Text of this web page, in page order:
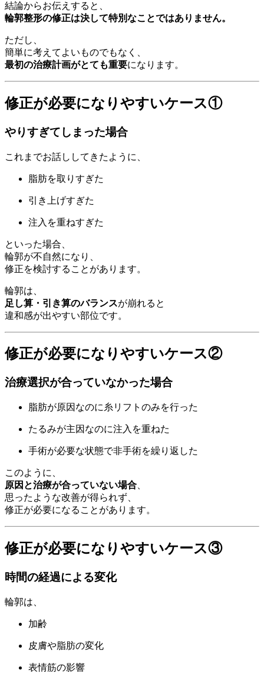
結論からお伝えすると、
輪郭整形の修正は決して特別なことではありません。
ただし、
簡単に考えてよいものでもなく、
最初の治療計画がとても重要になります。
修正が必要になりやすいケース①
やりすぎてしまった場合
これまでお話ししてきたように、
脂肪を取りすぎた
引き上げすぎた
注入を重ねすぎた
といった場合、
輪郭が不自然になり、
修正を検討することがあります。
輪郭は、
足し算・引き算のバランスが崩れると
違和感が出やすい部位です。
修正が必要になりやすいケース②
治療選択が合っていなかった場合
脂肪が原因なのに糸リフトのみを行った
たるみが主因なのに注入を重ねた
手術が必要な状態で非手術を繰り返した
このように、
原因と治療が合っていない場合
思ったような改善が得られず、
修正が必要になることがあります。
修正が必要になりやすいケース③
時間の経過による変化
輪郭は、
加齢
皮膚や脂肪の変化
表情筋の影響